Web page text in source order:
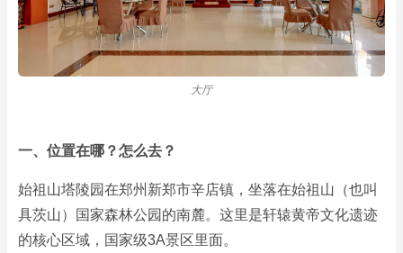
大厅
一、位置在哪？怎么去？
始祖山塔陵园在郑州新郑市辛店镇，坐落在始祖山（也叫
具茨山）国家森林公园的南麓。这里是轩辕黄帝文化遗迹
的核心区域，国家级3A景区里面。